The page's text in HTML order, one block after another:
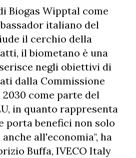
Biogas Wipptal come
italiano del
il cerchio della
il biometano è una
negli obiettivi di
dalla Commissione
come parte del
in quanto rappresenta
porta benefici non solo
all'economia", ha
Buffa, IVECO Italy